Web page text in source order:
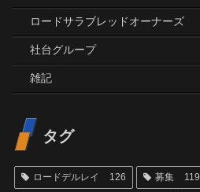
ロードサラブレッドオーナーズ
社台グループ
雑記
タグ
ロードデルレイ 126 募集 119